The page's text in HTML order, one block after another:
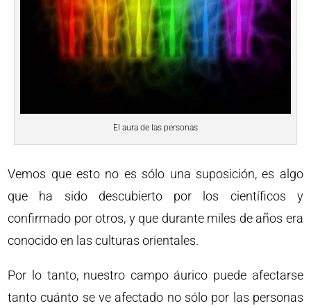
El aura de las personas
Vemos que esto no es sólo una suposición, es algo
que ha sido descubierto por los científicos y
confirmado por otros, y que durante miles de años era
conocido en las culturas orientales.
Por lo tanto, nuestro campo áurico puede afectarse
tanto cuánto se ve afectado no sólo por las personas